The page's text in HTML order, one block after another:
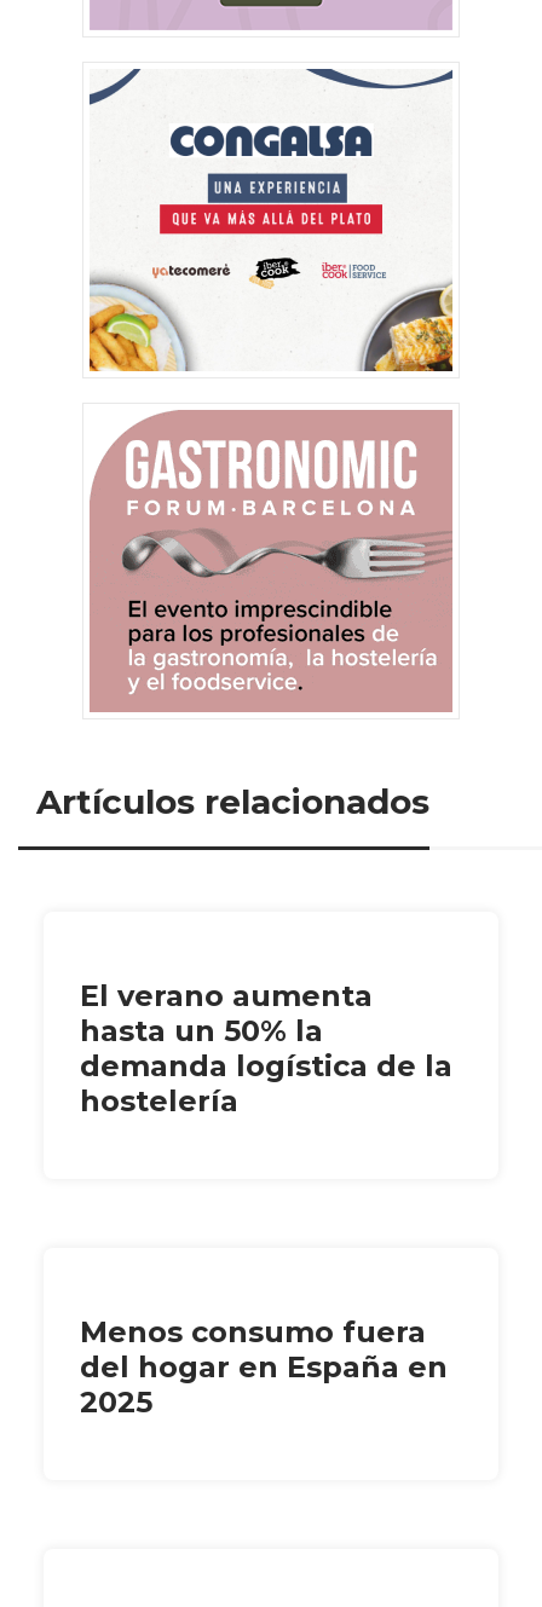
Artículos relacionados
El verano aumenta
hasta un 50% la
demanda logística de la
hostelería
Menos consumo fuera
del hogar en España en
2025